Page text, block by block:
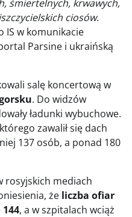
śmiertelnych, krwawych,
ciosów.
IS w komunikacie
Parsine i ukraińską
salę koncertową w
. Do widzów
ładunki wybuchowe.
zawalił się dach
137 osób, a ponad 180
rosyjskich mediach
że liczba ofiar
, a w szpitalach wciąż